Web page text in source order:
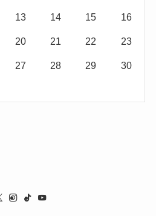
13 14 15 16
20 21 22 23
27 28 29 30